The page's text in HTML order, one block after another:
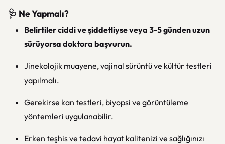
🩺 Ne Yapmalı?
Belirtiler ciddi ve şiddetliyse veya 3-5 günden uzun
sürüyorsa doktora başvurun.
Jinekolojik muayene, vajinal sürüntü ve kültür testleri
yapılmalı.
Gerekirse kan testleri, biyopsi ve görüntüleme
yöntemleri uygulanabilir.
Erken teşhis ve tedavi hayat kalitenizi ve sağlığınızı